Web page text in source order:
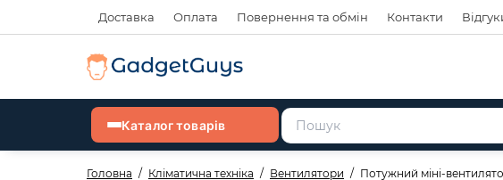
Доставка Оплата Повернення та обмін Контакти
Каталог товарів
Головна Кліматична техніка Вентилятори Потужний міні-